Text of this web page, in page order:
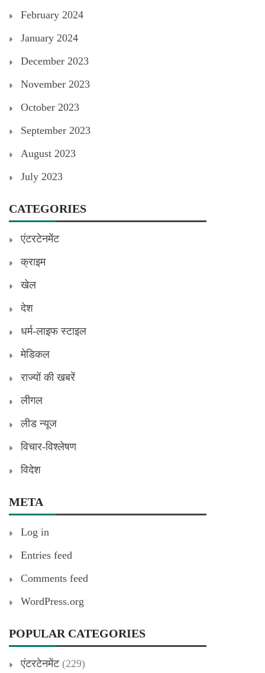
February 2024
January 2024
December 2023
November 2023
October 2023
September 2023
August 2023
July 2023
CATEGORIES
एंटरटेनमेंट
क्राइम
खेल
देश
धर्म-लाइफ स्टाइल
मेडिकल
राज्यों की खबरें
लीगल
लीड न्यूज
विचार-विश्लेषण
विदेश
META
Log in
Entries feed
Comments feed
WordPress.org
POPULAR CATEGORIES
एंटरटेनमेंट(229)